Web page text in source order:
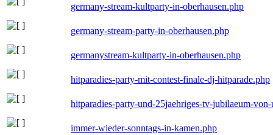
germany-stream-kultparty-in-oberhausen.php
germany-stream-party-in-oberhausen.php
germanystream-kultparty-in-oberhausen.php
hitparadies-party-mit-contest-finale-dj-hitparade.php
hitparadies-party-und-25jaehriges-tv-jubilaeum-
immer-wieder-sonntags-in-kamen.php